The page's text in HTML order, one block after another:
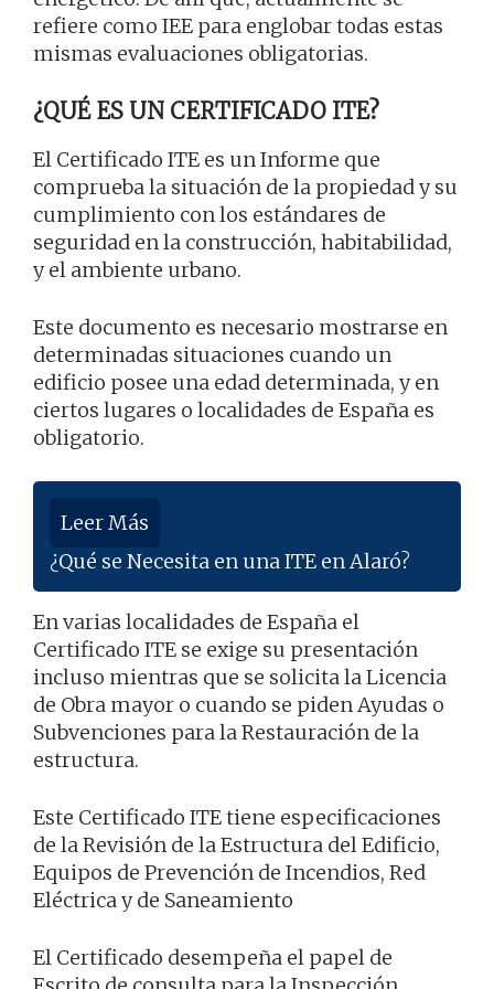
refiere como IEE para englobar todas estas
mismas evaluaciones obligatorias.
¿QUÉ ES UN CERTIFICADO ITE?
El Certificado ITE es un Informe que
comprueba la situación de la propiedad y su
cumplimiento con los estándares de
seguridad en la construcción, habitabilidad,
y el ambiente urbano.
Este documento es necesario mostrarse en
determinadas situaciones cuando un
edificio posee una edad determinada, y en
ciertos lugares o localidades de España es
obligatorio.
Leer Más
¿Qué se Necesita en una ITE en Alaró?
En varias localidades de España el
Certificado ITE se exige su presentación
incluso mientras que se solicita la Licencia
de Obra mayor o cuando se piden Ayudas o
Subvenciones para la Restauración de la
estructura.
Este Certificado ITE tiene especificaciones
de la Revisión de la Estructura del Edificio,
Equipos de Prevención de Incendios, Red
Eléctrica y de Saneamiento
El Certificado desempeña el papel de